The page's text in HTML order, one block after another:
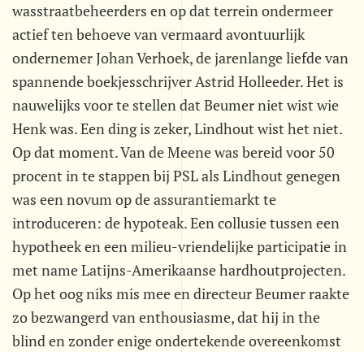
wasstraatbeheerders en op dat terrein ondermeer
actief ten behoeve van vermaard avontuurlijk
ondernemer Johan Verhoek, de jarenlange liefde van
spannende boekjesschrijver Astrid Holleeder. Het is
nauwelijks voor te stellen dat Beumer niet wist wie
Henk was. Een ding is zeker, Lindhout wist het niet.
Op dat moment. Van de Meene was bereid voor 50
procent in te stappen bij PSL als Lindhout genegen
was een novum op de assurantiemarkt te
introduceren: de hypoteak. Een collusie tussen een
hypotheek en een milieu-vriendelijke participatie in
met name Latijns-Amerikaanse hardhoutprojecten.
Op het oog niks mis mee en directeur Beumer raakte
zo bezwangerd van enthousiasme, dat hij in the
blind en zonder enige ondertekende overeenkomst